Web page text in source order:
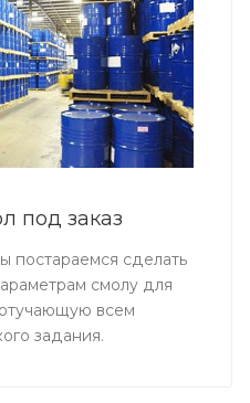
под заказ
постараемся сделать
смолу для
всем
задания.